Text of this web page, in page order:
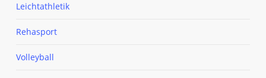
Leichtathletik
Rehasport
Volleyball